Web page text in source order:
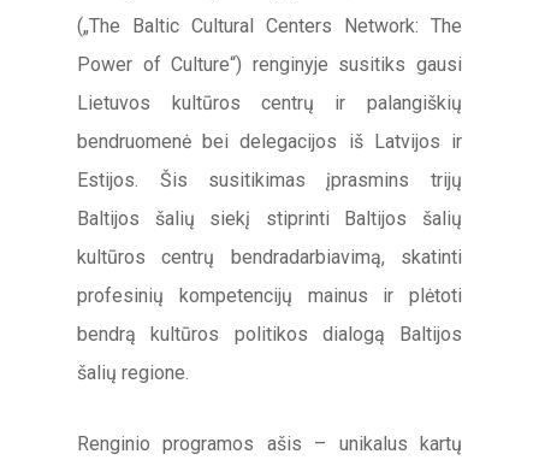
(„The Baltic Cultural Centers Network: The
Power of Culture“) renginyje susitiks gausi
Lietuvos kultūros centrų ir palangiškių
bendruomenė bei delegacijos iš Latvijos ir
Estijos. Šis susitikimas įprasmins trijų
Baltijos šalių siekį stiprinti Baltijos šalių
kultūros centrų bendradarbiavimą, skatinti
profesinių kompetencijų mainus ir plėtoti
bendrą kultūros politikos dialogą Baltijos
šalių regione.
Renginio programos ašis – unikalus kartų